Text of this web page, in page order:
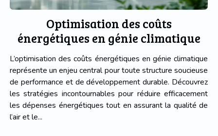
Optimisation des coûts
énergétiques en génie climatique
L’optimisation des coûts énergétiques en génie climatique
représente un enjeu central pour toute structure soucieuse
de performance et de développement durable. Découvrez
les stratégies incontournables pour réduire efficacement
les dépenses énergétiques tout en assurant la qualité de
l’air et le...